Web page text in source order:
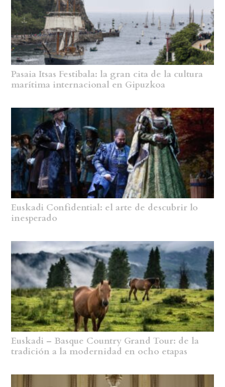
Pasaia Itsas Festibala: la gran cita de la cultura
marítima internacional en Gipuzkoa
Euskadi Confidential: el arte de descubrir lo
inesperado
Euskadi – Basque Country Grand Tour: de la
tradición a la modernidad en ocho etapas